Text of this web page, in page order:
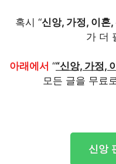
혹시 “신앙, 가정, 이혼
가 더
아래에서 ““신앙, 가정,
모든 글을 무료
신앙